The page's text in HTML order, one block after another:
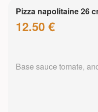
Pizza napolitaine 26
12.50 €
Base sauce tomate,